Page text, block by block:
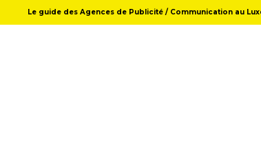
Le guide des Agences de Publicité / Communication au